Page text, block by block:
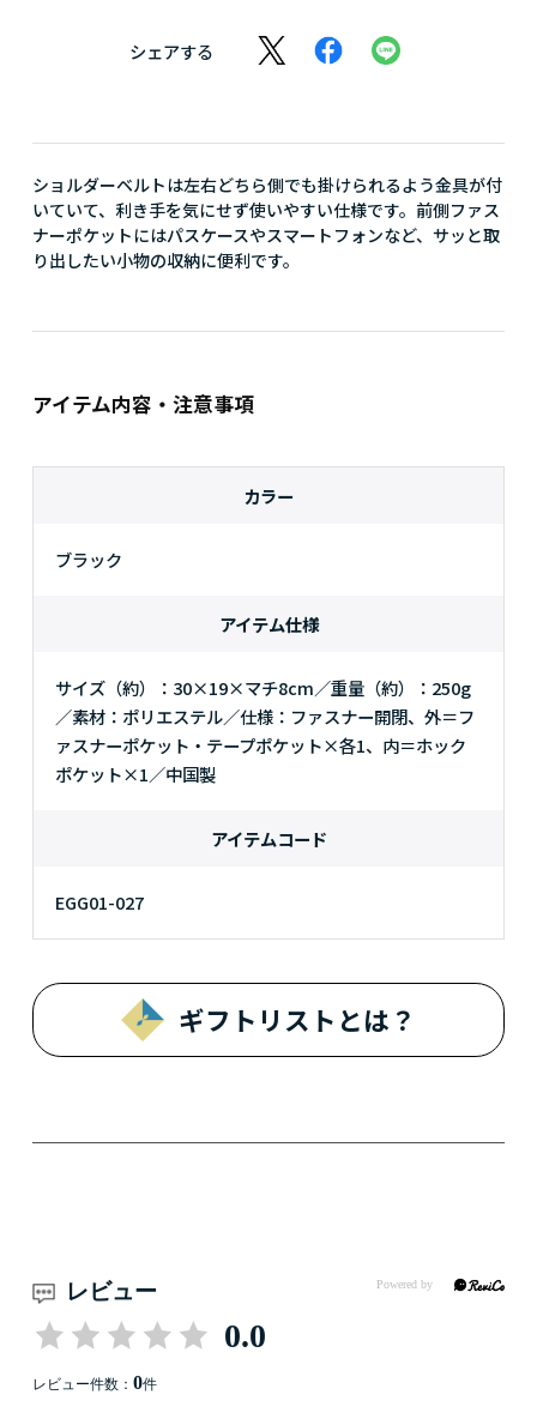
#旅のお供
シェアする
ショルダーベルトは左右どちら側でも掛けられるよう金具が付
いていて、利き手を気にせず使いやすい仕様です。前側ファス
ナーポケットにはパスケースやスマートフォンなど、サッと取
り出したい小物の収納に便利です。
アイテム内容・注意事項
カラー
ブラック
アイテム仕様
サイズ（約）：30×19×マチ8cm／重量（約）：250g
／素材：ポリエステル／仕様：ファスナー開閉、外＝フ
ァスナーポケット・テープポケット×各1、内＝ホック
ポケット×1／中国製
アイテムコード
EGG01-027
ギフトリストとは？
レビュー
0.0
レビュー件数： 0件